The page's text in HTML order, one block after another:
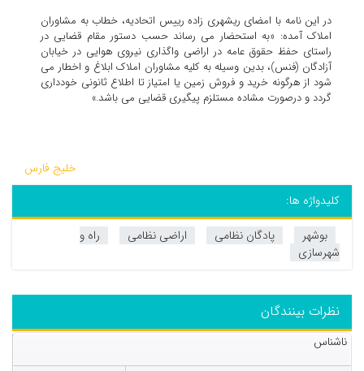
در این نامه با امضای ریشهری زاده رییس اتحادیه، خطاب به مشاوران
املاک آمده: «به استحضار می رساند حسب دستور مقام قضایی در
راستای حفظ حقوق عامه در اراضی واگذاری نیروی هوایی در خیابان
آزادگان (فنس)، بدین وسیله به کلیه مشاوران املاک ابلاغ و اخطار می
شود از هرگونه خرید و فروش زمین یا امتیاز تا اطلاع ثانونی خودداری
گردد و درصورت مشاده مستلزم پیگیری قضایی می باشد.»
خلیج فارس
کلیدواژه ها:
بوشهر
پادگان نظامی اراضی نظامی
راه و
شهرسازی
نظرات بینندگان
ناشناس